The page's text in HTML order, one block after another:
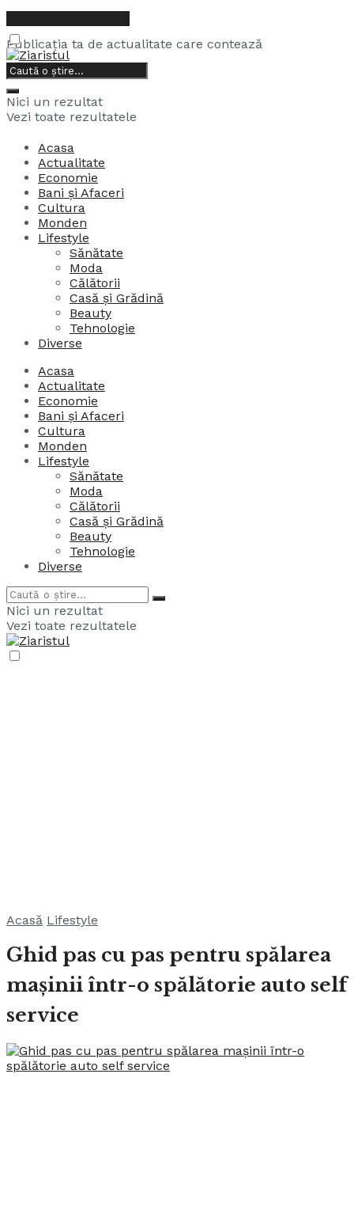
Publicația ta de actualitate care contează
9, august, 2026
Nici un rezultat
Vezi toate rezultatele
Acasa
Actualitate
Economie
Bani și Afaceri
Cultura
Monden
Lifestyle
Sănătate
Moda
Călătorii
Casă și Grădină
Beauty
Tehnologie
Diverse
Acasa
Actualitate
Economie
Bani și Afaceri
Cultura
Monden
Lifestyle
Sănătate
Moda
Călătorii
Casă și Grădină
Beauty
Tehnologie
Diverse
Nici un rezultat
Vezi toate rezultatele
Acasă Lifestyle
Ghid pas cu pas pentru spălarea
mașinii într-o spălătorie auto self
service